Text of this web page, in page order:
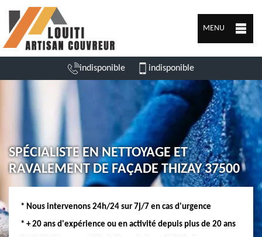
MENU
indisponible indisponible
SPÉCIALISTE EN NETTOYAGE ET
RAVALEMENT DE FAÇADE THIZAY 37500
* Nous intervenons 24h/24 sur 7j/7 en cas d'urgence
* + 20 ans d'expérience ou en activité depuis plus de 20 ans